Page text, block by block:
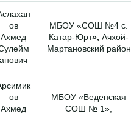
ов
Ахмед
анович
МБОУ «СОШ №4 с.
Катар-Юрт», Ачхой-
Мартановский район
ов
Ахмед
МБОУ «Веденская
СОШ № 1»,